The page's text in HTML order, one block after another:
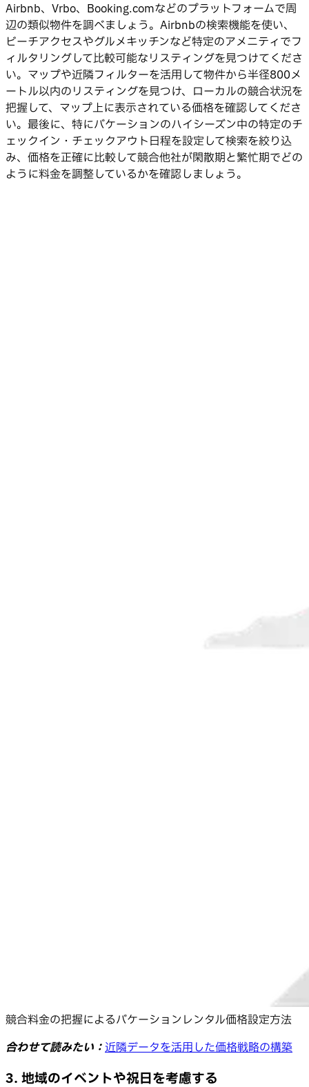
Airbnb、Vrbo、Booking.comなどのプラットフォームで周
辺の類似物件を調べましょう。Airbnbの検索機能を使い、
ビーチアクセスやグルメキッチンなど特定のアメニティでフ
ィルタリングして比較可能なリスティングを見つけてくださ
い。マップや近隣フィルターを活用して物件から半径800メ
ートル以内のリスティングを見つけ、ローカルの競合状況を
把握して、マップ上に表示されている価格を確認してくださ
い。最後に、特にバケーションのハイシーズン中の特定のチ
ェックイン・チェックアウト日程を設定して検索を絞り込
み、価格を正確に比較して競合他社が閑散期と繁忙期でどの
ように料金を調整しているかを確認しましょう。
競合料金の把握によるバケーションレンタル価格設定方法
合わせて読みたい：近隣データを活用した価格戦略の構築
3. 地域のイベントや祝日を考慮する